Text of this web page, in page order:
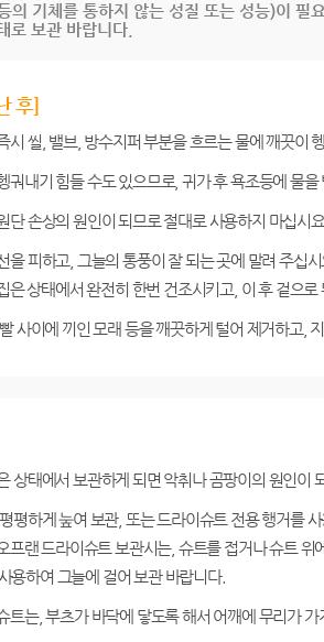
의 기체를 통하지 않는 성질 또는 성능)이
로 보관 바랍니다.
후]
시 씰, 밸브, 방수지퍼 부분을 흐르는 물에 깨끗이
궈내기 힘들 수도 있으므로, 귀가 후 욕조등에 물
단 손상의 원인이 되므로 절대로 사용하지 마십시
을 피하고, 그늘의 통풍이 잘 되는 곳에 말려 주십
상태에서 완전히 한번 건조시키고, 이 후 겉으로
사이에 끼인 모래 등을 깨끗하게 털어 제거하고,
상태에서 보관하게 되면 악취나 곰팡이의 원인
평하게 눞여 보관, 또는 드라이슈트 전용 행거를
랜 드라이슈트 보관시는, 슈트를 접거나 슈트
용하여 그늘에 걸어 보관 바랍니다.
트는, 부츠가 바닥에 닿도록 해서 어깨에 무리가